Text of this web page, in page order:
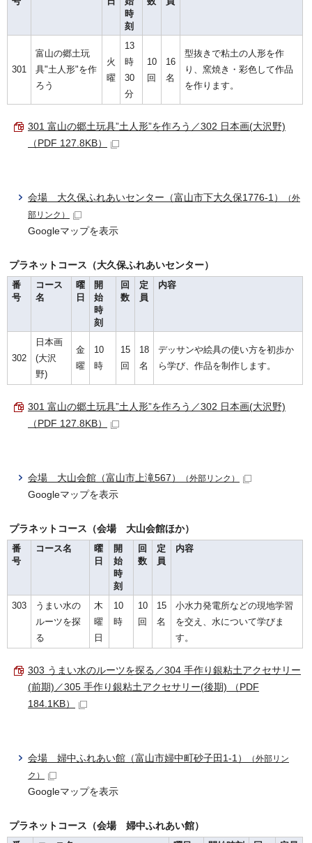
時
刻
301
富山の郷土玩
具"土人形"を作
ろう
火
曜
13
時
30
分
10
回
16
名
型抜きで粘土の人形を作
り、窯焼き・彩色して作品
を作ります。
301 富山の郷土玩具”土人形”を作ろう／302 日本画(大沢野)
（PDF 127.8KB）
会場 大久保ふれあいセンター（富山市下大久保1776-1）
（外
部リンク）
Googleマップを表示
プラネットコース（大久保ふれあいセンター）
番
号
コース
名
曜
日
開
始
時
刻
回
数
定
員
内容
302
日本画
(大沢
野)
金
曜
10
時
15
回
18
名
デッサンや絵具の使い方を初歩か
ら学び、作品を制作します。
301 富山の郷土玩具”土人形”を作ろう／302 日本画(大沢野)
（PDF 127.8KB）
会場 大山会館（富山市上滝567） （外部リンク）
Googleマップを表示
プラネットコース（会場 大山会館ほか）
番
号
コース名
曜
日
開
始
時
刻
回
数
定
員
内容
303
うまい水の
ルーツを探
る
木
曜
日
10
時
10
回
15
名
小水力発電所などの現地学習
を交え、水について学びま
す。
303 うまい水のルーツを探る／304 手作り銀粘土アクセサリー
(前期)／305 手作り銀粘土アクセサリー(後期) （PDF
184.1KB）
会場 婦中ふれあい館（富山市婦中町砂子田1-1）
（外部リン
ク）
Googleマップを表示
プラネットコース（会場 婦中ふれあい館）